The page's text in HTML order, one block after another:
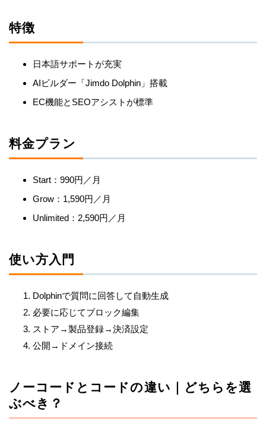
特徴
日本語サポートが充実
AIビルダー「Jimdo Dolphin」搭載
EC機能とSEOアシストが標準
料金プラン
Start：990円／月
Grow：1,590円／月
Unlimited：2,590円／月
使い方入門
Dolphinで質問に回答して自動生成
必要に応じてブロック編集
ストア→製品登録→決済設定
公開→ドメイン接続
ノーコードとコードの違い｜どちらを選
ぶべき？